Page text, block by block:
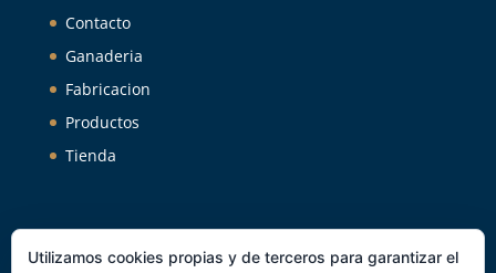
Contacto
Ganaderia
Fabricacion
Productos
Tienda
Utilizamos cookies propias y de terceros para garantizar el